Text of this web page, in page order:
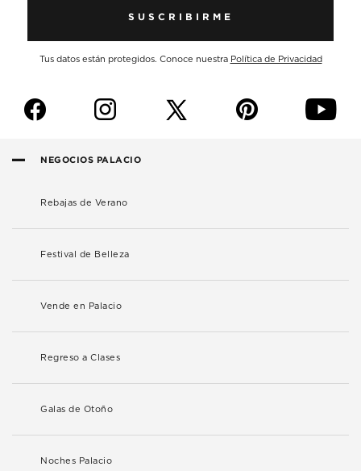
SUSCRIBIRME
Tus datos están protegidos. Conoce nuestra Política de Privacidad
f i p y
NEGOCIOS PALACIO
Rebajas de Verano
Festival de Belleza
Vende en Palacio
Regreso a Clases
Galas de Otoño
Noches Palacio